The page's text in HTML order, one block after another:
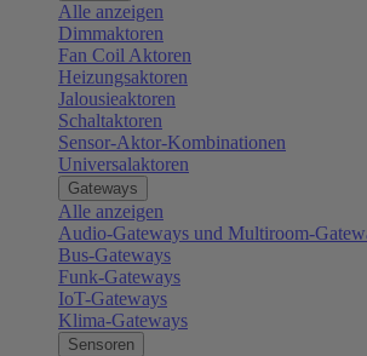
Alle anzeigen
Dimmaktoren
Fan Coil Aktoren
Heizungsaktoren
Jalousieaktoren
Schaltaktoren
Sensor-Aktor-Kombinationen
Universalaktoren
Gateways
Alle anzeigen
Audio-Gateways und Multiroom-
Bus-Gateways
Funk-Gateways
IoT-Gateways
Klima-Gateways
Sensoren